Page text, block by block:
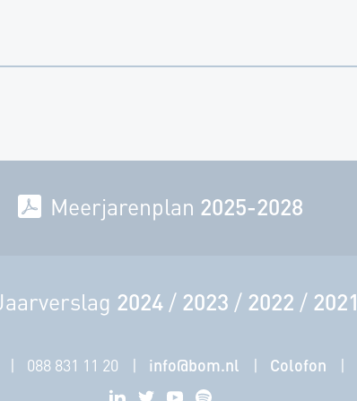
Meerjarenplan 2025-2028
2024 / 2023 / 2022 / 2021
088 831 11 20 info@bom.nl Colofon